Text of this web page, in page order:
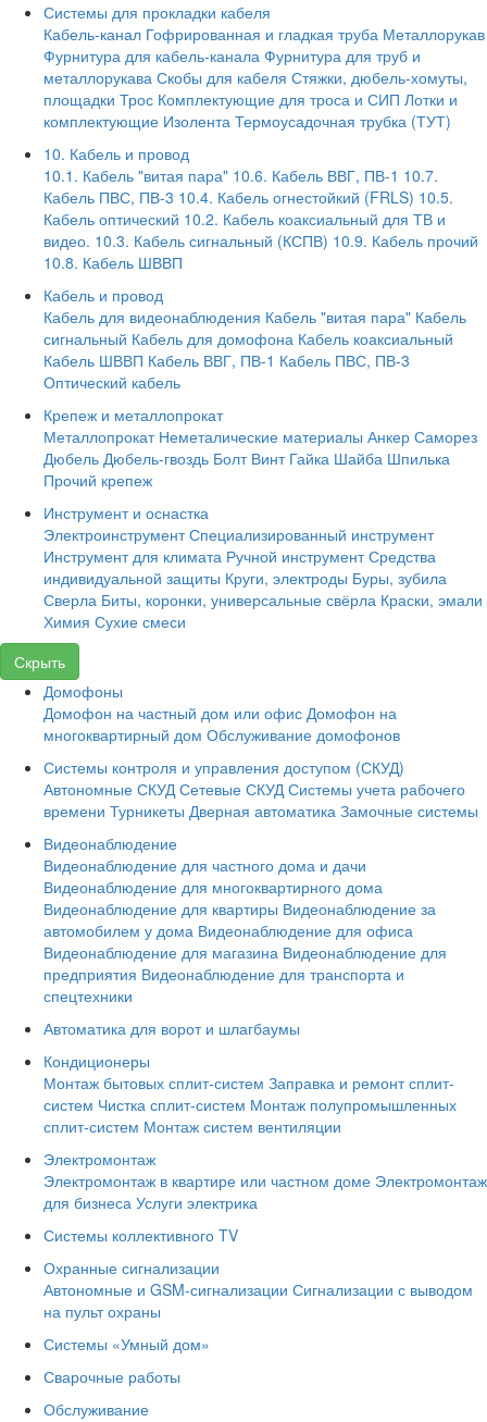
Системы для прокладки кабеля
Кабель-канал Гофрированная и гладкая труба Металлорукав
Фурнитура для кабель-канала Фурнитура для труб и
металлорукава Скобы для кабеля Стяжки, дюбель-хомуты,
площадки Трос Комплектующие для троса и СИП Лотки и
комплектующие Изолента Термоусадочная трубка (ТУТ)
10. Кабель и провод
10.1. Кабель "витая пара" 10.6. Кабель ВВГ, ПВ-1 10.7.
Кабель ПВС, ПВ-3 10.4. Кабель огнестойкий (FRLS) 10.5.
Кабель оптический 10.2. Кабель коаксиальный для ТВ и
видео. 10.3. Кабель сигнальный (КСПВ) 10.9. Кабель прочий
10.8. Кабель ШВВП
Кабель и провод
Кабель для видеонаблюдения Кабель "витая пара" Кабель
сигнальный Кабель для домофона Кабель коаксиальный
Кабель ШВВП Кабель ВВГ, ПВ-1 Кабель ПВС, ПВ-3
Оптический кабель
Крепеж и металлопрокат
Металлопрокат Неметалические материалы Анкер Саморез
Дюбель Дюбель-гвоздь Болт Винт Гайка Шайба Шпилька
Прочий крепеж
Инструмент и оснастка
Электроинструмент Специализированный инструмент
Инструмент для климата Ручной инструмент Средства
индивидуальной защиты Круги, электроды Буры, зубила
Сверла Биты, коронки, универсальные свёрла Краски, эмали
Химия Сухие смеси
Скрыть
Домофоны
Домофон на частный дом или офис Домофон на
многоквартирный дом Обслуживание домофонов
Системы контроля и управления доступом (СКУД)
Автономные СКУД Сетевые СКУД Системы учета рабочего
времени Турникеты Дверная автоматика Замочные системы
Видеонаблюдение
Видеонаблюдение для частного дома и дачи
Видеонаблюдение для многоквартирного дома
Видеонаблюдение для квартиры Видеонаблюдение за
автомобилем у дома Видеонаблюдение для офиса
Видеонаблюдение для магазина Видеонаблюдение для
предприятия Видеонаблюдение для транспорта и
спецтехники
Автоматика для ворот и шлагбаумы
Кондиционеры
Монтаж бытовых сплит-систем Заправка и ремонт сплит-
систем Чистка сплит-систем Монтаж полупромышленных
сплит-систем Монтаж систем вентиляции
Электромонтаж
Электромонтаж в квартире или частном доме Электромонтаж
для бизнеса Услуги электрика
Системы коллективного TV
Охранные сигнализации
Автономные и GSM-сигнализации Сигнализации с выводом
на пульт охраны
Системы «Умный дом»
Сварочные работы
Обслуживание